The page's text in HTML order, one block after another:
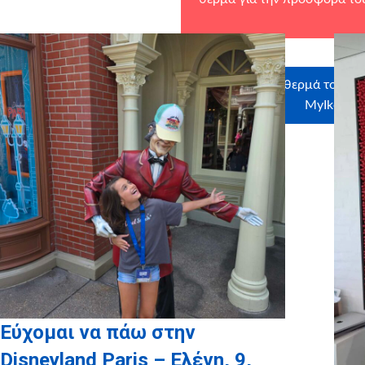
Ευχαριστούμε θερμά τους
MyIkona,
Εύχομαι να πάω στην
Disneyland Paris – Ελένη, 9,